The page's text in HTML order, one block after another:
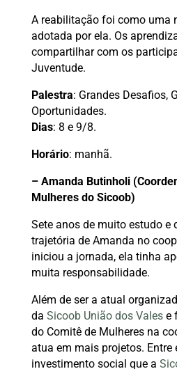
A reabilitação foi como uma
adotada por ela. Os
compartilhar com os
Juventude.
Palestra: Grandes Desafios,
Oportunidades.
Dias: 8 e 9/8.
Horário: manhã.
– Amanda Butinholi
Mulheres do Sicoob)
Sete anos de muito estudo e
trajetória de Amanda no
iniciou a jornada, ela tinha
muita responsabilidade.
Além de ser a atual
da Sicoob União dos Valese
do Comitê de Mulheres na
atua em mais projetos. Entre
investimento social que a